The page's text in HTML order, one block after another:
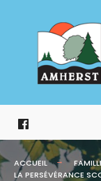
contenu
ACCUEIL
LA PERSÉVÉRANCE
for: